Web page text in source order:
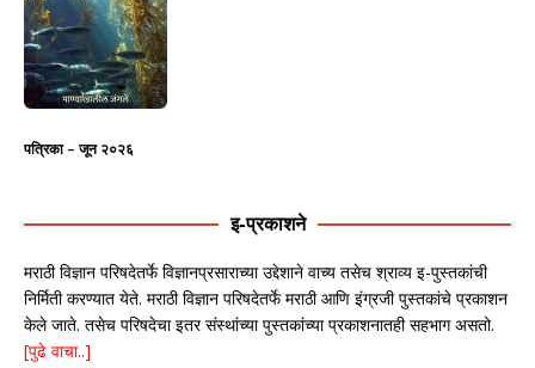
पत्रिका – जून २०२६
इ-प्रकाशने
मराठी विज्ञान परिषदेतर्फे विज्ञानप्रसाराच्या उद्देशाने वाच्य तसेच श्राव्य इ-पुस्तकांची
निर्मिती करण्यात येते. मराठी विज्ञान परिषदेतर्फे मराठी आणि इंग्रजी पुस्तकांचे प्रकाशन
केले जाते. तसेच परिषदेचा इतर संस्थांच्या पुस्तकांच्या प्रकाशनातही सहभाग असतो.
[पुढे वाचा..]